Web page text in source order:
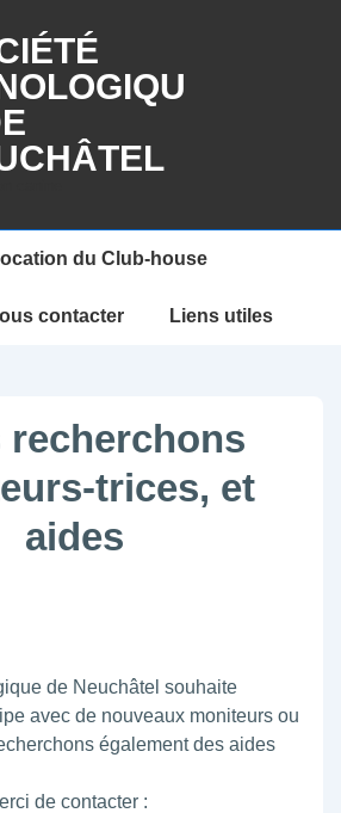
du Club-house
contacter Liens utiles
recherchons
trices, et
aides
de Neuchâtel souhaite
avec de nouveaux moniteurs ou
également des aides
de contacter :